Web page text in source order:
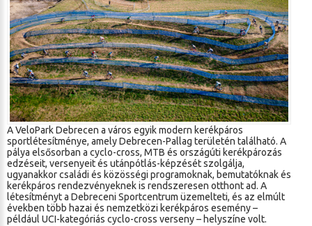
AVeloPark Debrecen a város egyik modern kerékpáros
sportlétesítménye, amely Debrecen-Pallag területén található. A
pálya elsősorban a cyclo-cross, MTB és országúti kerékpározás
edzéseit, versenyeit és utánpótlás-képzését szolgálja,
ugyanakkor családi és közösségi programoknak, bemutatóknak és
kerékpáros rendezvényeknek is rendszeresen otthont ad. A
létesítményt a Debreceni Sportcentrum üzemelteti, és az elmúlt
években több hazai és nemzetközi kerékpáros esemény –
például UCI-kategóriás cyclo-cross verseny – helyszíne volt.